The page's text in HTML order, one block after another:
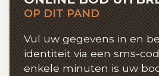
OP DIT PAND
Vul uw gegevens in en
identiteit via een sms-
enkele minuten is uw